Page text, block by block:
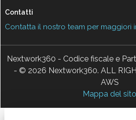
Contatti
Contatta il nostro team per maggiori
Nextwork360 - Codice fiscale e
- © 2026 Nextwork360. ALL
AWS
Mappa del sito